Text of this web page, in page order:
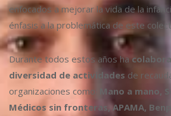
enfocados a mejorar la vida de la
énfasis a la problemática de este
Durante todos estos años ha
diversidad de actividades de
organizaciones como:
Mano a mano,
Médicos sin fronteras, APAMA,